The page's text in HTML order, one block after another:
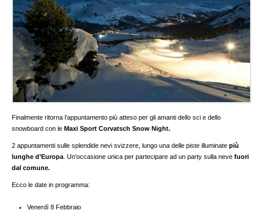
Finalmente ritorna l’appuntamento più atteso per gli amanti dello sci e dello
snowboard con leMaxi Sport Corvatsch Snow Night.
2 appuntamenti sulle splendide nevi svizzere, lungo una delle piste illuminatepiù
lunghe d’Europa . Un’occasione unica per partecipare ad un party sulla nevefuori
dal comune.
Ecco le date in programma:
Venerdì 8 Febbraio